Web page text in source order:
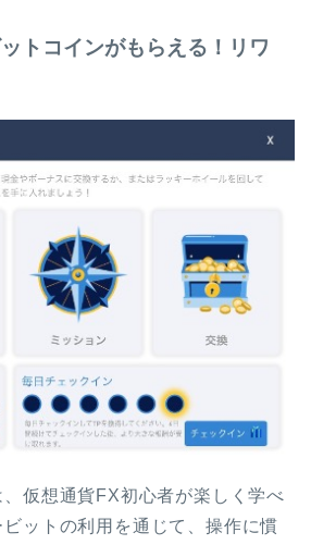
トコインがもらえる！リワ
仮想通貨FX初心者が楽しく学べ
ットの利用を通じて、操作に慣